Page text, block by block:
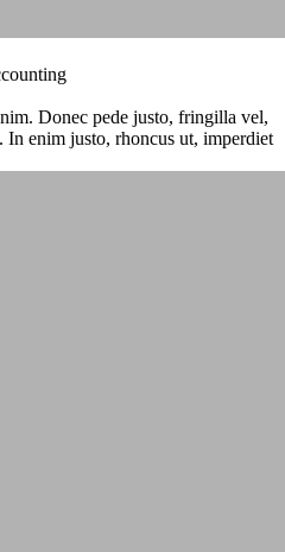
Donec pede justo, fringilla vel,
In enim justo, rhoncus ut, imperdiet